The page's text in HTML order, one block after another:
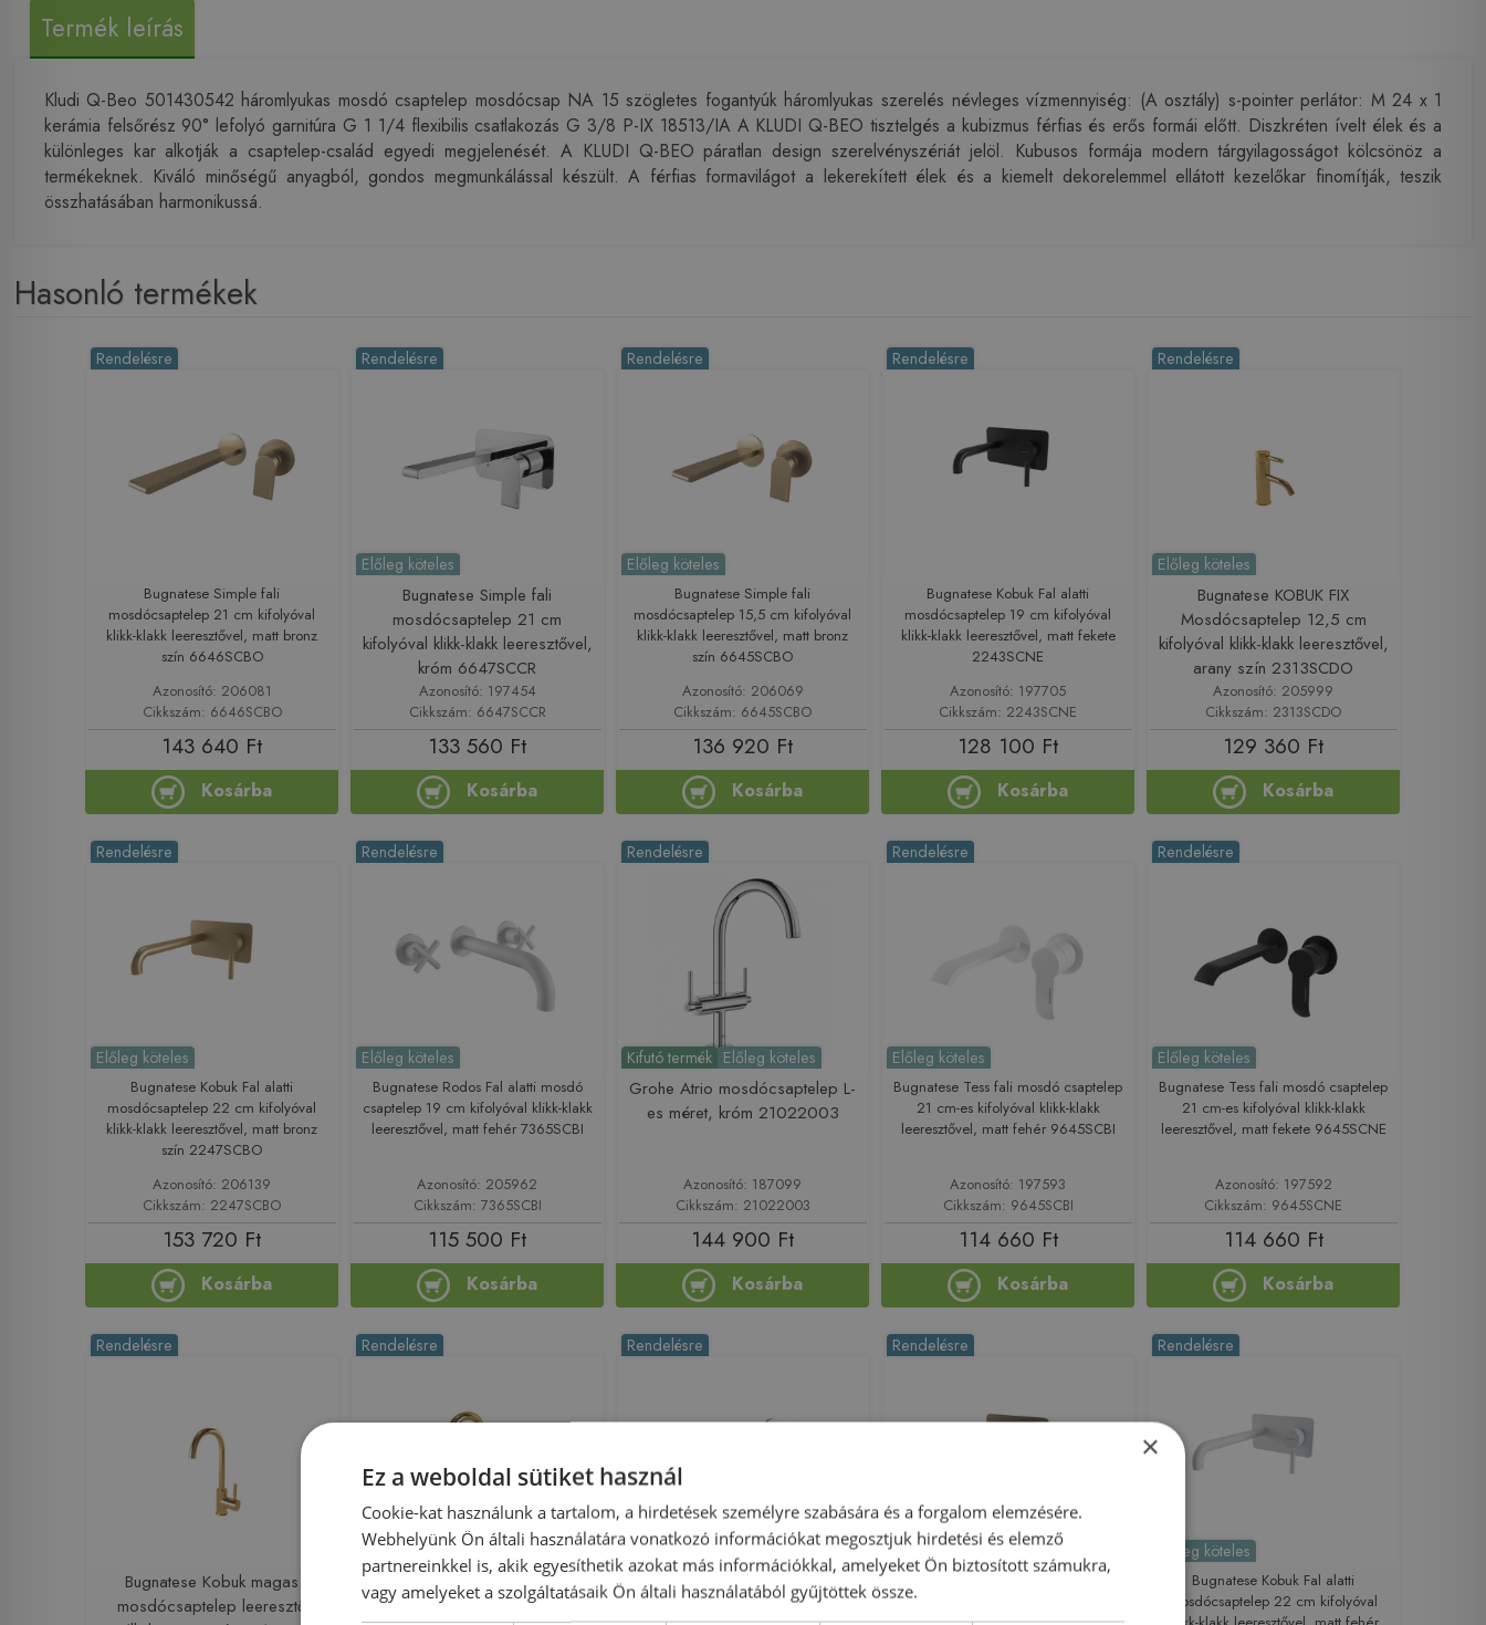
Termék leírás
Kludi Q-Beo 501430542 háromlyukas mosdó csaptelep mosdócsap NA 15 szögletes fogantyúk háromlyukas szerelés névleges vízmennyiség: (A osztály) s-pointer perlátor: M 24 x 1
kerámia felsőrész 90° lefolyó garnitúra G 1 1/4 flexibilis csatlakozás G 3/8 P-IX 18513/IA A KLUDI Q-BEO tisztelgés a kubizmus férfias és erős formái előtt. Diszkréten ívelt élek és a
különleges kar alkotják a csaptelep-család egyedi megjelenését. A KLUDI Q-BEO páratlan design szerelvényszériát jelöl. Kubusos formája modern tárgyilagosságot kölcsönöz a
termékeknek. Kiváló minőségű anyagból, gondos megmunkálással készült. A férfias formavilágot a lekerekített élek és a kiemelt dekorelemmel ellátott kezelőkar finomítják, teszik
összhatásában harmonikussá.
Hasonló termékek
Rendelésre
Bugnatese Simple fali
mosdócsaptelep 21 cm kifolyóval
klikk-klakk leeresztővel, matt bronz
szín 6646SCBO
Azonosító: 206081
Cikkszám: 6646SCBO
143 640 Ft
Kosárba
Rendelésre
Előleg köteles
Bugnatese Simple fali
mosdócsaptelep 21 cm
kifolyóval klikk-klakk leeresztővel,
króm 6647SCCR
Azonosító: 197454
Cikkszám: 6647SCCR
133 560 Ft
Kosárba
Rendelésre
Előleg köteles
Bugnatese Simple fali
mosdócsaptelep 15,5 cm kifolyóval
klikk-klakk leeresztővel, matt bronz
szín 6645SCBO
Azonosító: 206069
Cikkszám: 6645SCBO
136 920 Ft
Kosárba
Rendelésre
Bugnatese Kobuk Fal alatti
mosdócsaptelep 19 cm kifolyóval
klikk-klakk leeresztővel, matt fekete
2243SCNE
Azonosító: 197705
Cikkszám: 2243SCNE
128 100 Ft
Kosárba
Rendelésre
Előleg köteles
Bugnatese KOBUK FIX
Mosdócsaptelep 12,5 cm
kifolyóval klikk-klakk leeresztővel,
arany szín 2313SCDO
Azonosító: 205999
Cikkszám: 2313SCDO
129 360 Ft
Kosárba
Rendelésre
Előleg köteles
Bugnatese Kobuk Fal alatti
mosdócsaptelep 22 cm kifolyóval
klikk-klakk leeresztővel, matt bronz
szín 2247SCBO
Azonosító: 206139
Cikkszám: 2247SCBO
153 720 Ft
Kosárba
Rendelésre
Előleg köteles
Bugnatese Rodos Fal alatti mosdó
csaptelep 19 cm kifolyóval klikk-klakk
leeresztővel, matt fehér 7365SCBI
Azonosító: 205962
Cikkszám: 7365SCBI
115 500 Ft
Kosárba
Kifutó termék Előleg köteles
Rendelésre
Grohe Atrio mosdócsaptelep L-
es méret, króm 21022003
Azonosító: 187099
Cikkszám: 21022003
144 900 Ft
Kosárba
Rendelésre
Előleg köteles
Bugnatese Tess fali mosdó csaptelep
21 cm-es kifolyóval klikk-klakk
leeresztővel, matt fehér 9645SCBI
Azonosító: 197593
Cikkszám: 9645SCBI
114 660 Ft
Kosárba
Rendelésre
Előleg köteles
Bugnatese Tess fali mosdó csaptelep
21 cm-es kifolyóval klikk-klakk
leeresztővel, matt fekete 9645SCNE
Azonosító: 197592
Cikkszám: 9645SCNE
114 660 Ft
Kosárba
Rendelésre
Bugnatese Kobuk magas
mosdócsaptelep leeresztő
Rendelésre
Előleg köteles
Bugnatese Kobuk
mosdócsaptelep leeresztő nélkül
Rendelésre
Előleg köteles
Bugnatese Rodos Fal alatti mosdó
csaptelep 19 cm kifolyóval klikk-klakk
Rendelésre
Előleg köteles
Rendelésre
Előleg köteles
Bugnatese Kobuk Fal alatti
mosdócsaptelep 22 cm kifolyóval
×
Ez a weboldal sütiket használ
Cookie-kat használunk a tartalom, a hirdetések személyre szabására és a forgalom elemzésére.
Webhelyünk Ön általi használatára vonatkozó információkat megosztjuk hirdetési és elemző
partnereinkkel is, akik egyesíthetik azokat más információkkal, amelyeket Ön biztosított számukra,
vagy amelyeket a szolgáltatásaik Ön általi használatából gyűjtöttek össze.